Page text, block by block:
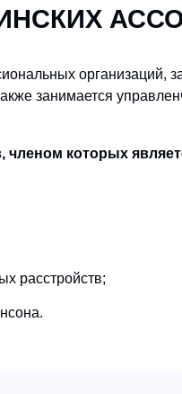
организаций,
занимается
которых
расстройств;